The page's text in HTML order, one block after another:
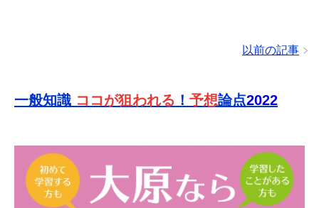
以前の記事
一般知識 ココが狙われる ！ 予想論点2022